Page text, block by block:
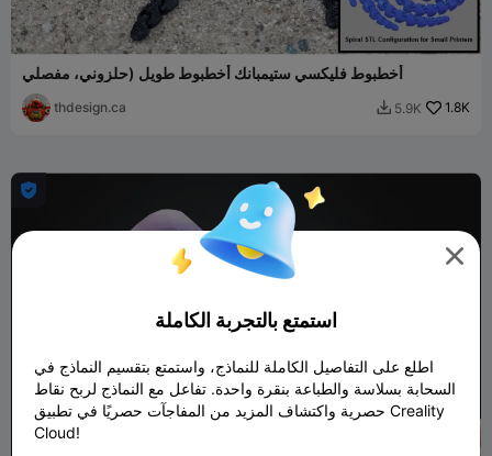
أخطبوط فليكسي ستيمبانك أخطبوط طويل (حلزوني، مفصلي
thdesign.ca  5.9K 1.8K


استمتع بالتجربة الكاملة
اطلع على التفاصيل الكاملة للنماذج، واستمتع بتقسيم النماذج في
السحابة بسلاسة والطباعة بنقرة واحدة. تفاعل مع النماذج لربح نقاط
حصرية واكتشاف المزيد من المفاجآت حصريًا في تطبيق Creality
Cloud!